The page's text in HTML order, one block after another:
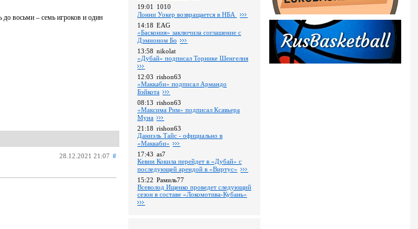
восьми – семь игроков и один
28.12.2021 21:07 #
19:01
1010
Лонни Уокер возвращается в НБА
14:18 EAG
«Баскония» заключила соглашение с
Дэмионом Бо
13:58 nikolat
«Дубай» подписал Торнике Шенгелия
12:03 rishon63
«Маккаби» подписал Армандо
Бэйкота
08:13 rishon63
«Максима Рим» подписал Ксавьера
Муна
21:18 rishon63
Даниэль Тайс - официально в
«Маккаби»
17:43 as7
Кевин Кокила перейдет в «Дубай» с
последующей арендой в «Виртус»
15:22 Рамиль77
Всеволод Ищенко проведет следующий
сезон в составе «Локомотива-Кубань»